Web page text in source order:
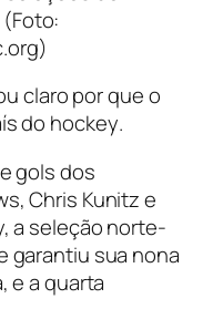
claro por que o
do hockey.
gols dos
Chris Kunitz e
a seleção norte-
garantiu sua nona
e a quarta